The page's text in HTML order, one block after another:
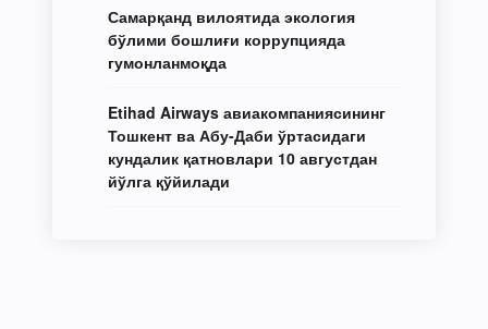
Самарқанд вилоятида экология
бўлими бошлиғи коррупцияда
гумонланмоқда
Etihad Airways авиакомпаниясининг
Тошкент ва Абу-Даби ўртасидаги
кундалик қатновлари 10 августдан
йўлга қўйилади